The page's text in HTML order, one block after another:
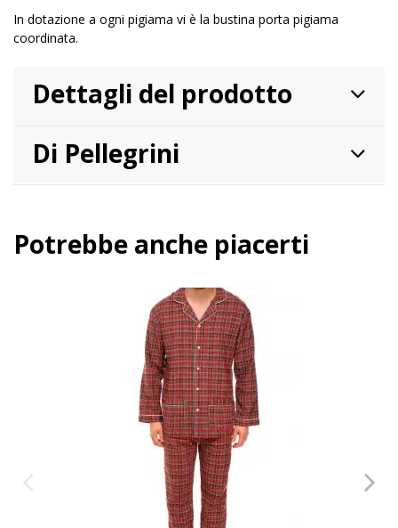
In dotazione a ogni pigiama vi è la bustina porta pigiama
coordinata.
Dettagli del prodotto
Di Pellegrini
Potrebbe anche piacerti